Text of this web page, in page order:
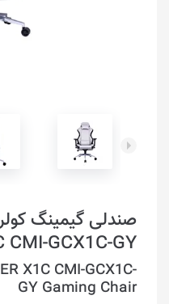
CMI-GCX1C-GY
X1C CMI-GCX1C-
GY Gaming Chair